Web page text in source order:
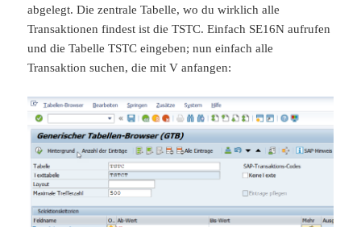
abgelegt. Die zentrale Tabelle, wo du wirklich alle
Transaktionen findest ist die TSTC. Einfach SE16N aufrufen
und die Tabelle TSTC eingeben; nun einfach alle
Transaktion suchen, die mit V anfangen: